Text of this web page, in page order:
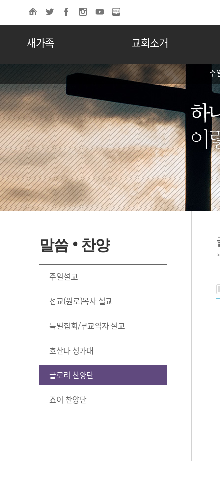
주
새가족 교회소개
말씀 • 찬양
주일설교
선교(원로)목사 설교
특별집회/부교역자 설교
호산나 성가대
글로리 찬양단
죠이 찬양단